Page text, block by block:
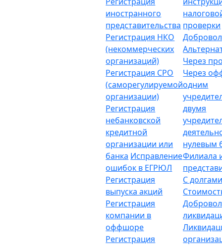
иностранного
представительства
Регистрация НКО
(некоммерческих
организаций)
Регистрация СРО
(саморегулируемой
организации)
Регистрация
небанковской
кредитной
организации или
банка Исправление
ошибок в ЕГРЮЛ
Регистрация
выпуска акций
Регистрация
компании в
оффшоре
Регистрация
проверки
Через
Через
одним
двумя
нулевым
Филиала
С